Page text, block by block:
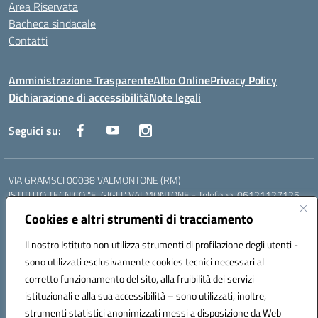
Cookies e altri strumenti di tracciamento
Il nostro Istituto non utilizza strumenti di profilazione degli utenti -
sono utilizzati esclusivamente cookies tecnici necessari al
corretto funzionamento del sito, alla fruibilità dei servizi
istituzionali e alla sua accessibilità – sono utilizzati, inoltre,
strumenti statistici anonimizzati messi a disposizione da Web
Area Riservata
Bacheca sindacale
Contatti
Amministrazione TrasparenteAlbo OnlinePrivacy Policy
Dichiarazione di accessibilitàNote legali
Seguici su:
VIA GRAMSCI 00038 VALMONTONE (RM)
ISTITUTO TECNICO "E. GIGLI" VALMONTONE - Telefono: 06121127125
06121126825
LICEO DELLE SCIENZE UMANE "P.L. NERVI" SEGNI - Telefono:
Mail: RMIS099002@istruzione.it - PEC: RMIS099002@pec.istruzione.it
Codice meccanografico: RMIS099002
Codice fiscale: 95036960581